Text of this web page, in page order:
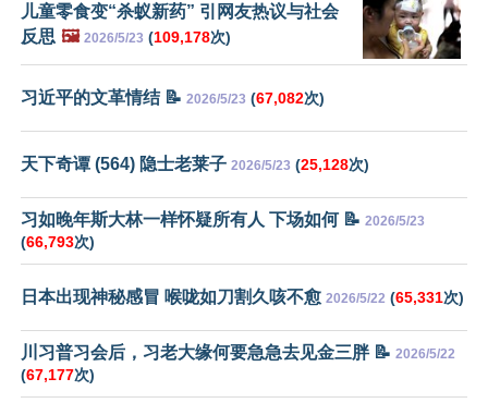
儿童零食变“杀蚁新药” 引网友热议与社会
反思 🖼️ 2026/5/23 (109,178次)
习近平的文革情结 📝 2026/5/23 (67,082次)
天下奇谭 (564) 隐士老莱子 2026/5/23 (25,128次)
习如晚年斯大林一样怀疑所有人 下场如何 📝 2026/5/23
(66,793次)
日本出现神秘感冒 喉咙如刀割久咳不愈 2026/5/22 (65,331次)
川习普习会后，习老大缘何要急急去见金三胖 📝 2026/5/22
(67,177次)